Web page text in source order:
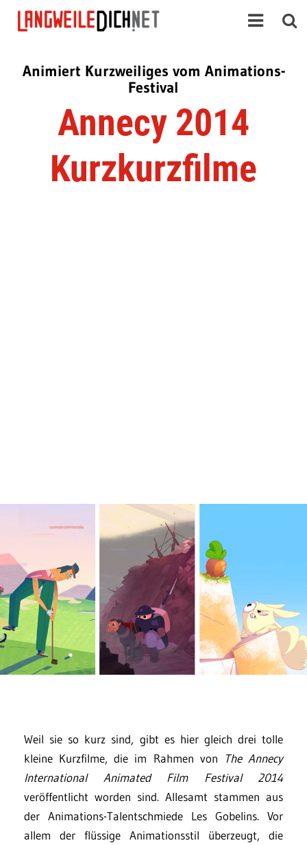
Animiert Kurzweiliges vom Animations-
Festival
Annecy 2014
Kurzkurzfilme
Weil sie so kurz sind, gibt es hier gleich drei tolle
kleine Kurzfilme, die im Rahmen von
The Annecy
International Animated Film Festival 2014
veröffentlicht worden sind. Allesamt stammen aus
der Animations-Talentschmiede Les Gobelins. Vor
allem der flüssige Animationsstil überzeugt, die